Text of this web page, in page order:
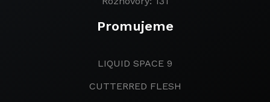
Promujeme
LIQUID SPACE 9
CUTTERRED FLESH